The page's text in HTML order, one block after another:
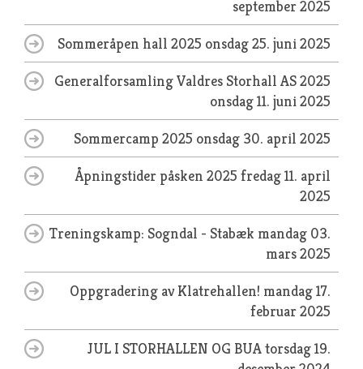
september 2025
Sommeråpen hall 2025 onsdag 25. juni 2025
Generalforsamling Valdres Storhall AS 2025
onsdag 11. juni 2025
Sommercamp 2025 onsdag 30. april 2025
Åpningstider påsken 2025 fredag 11. april
2025
Treningskamp: Sogndal - Stabæk mandag 03.
mars 2025
Oppgradering av Klatrehallen! mandag 17.
februar 2025
JUL I STORHALLEN OG BUAtorsdag 19.